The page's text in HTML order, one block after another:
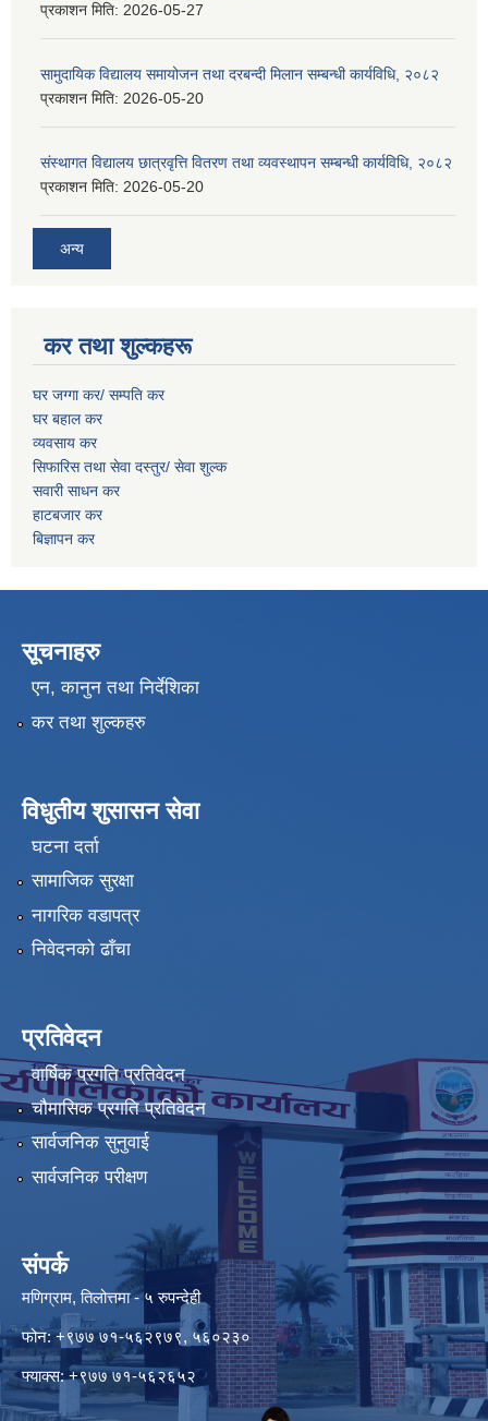
प्रकाशन मिति: 2026-05-27
सामुदायिक विद्यालय समायोजन तथा दरबन्दी मिलान सम्बन्धी कार्यविधि, २०८२
प्रकाशन मिति: 2026-05-20
संस्थागत विद्यालय छात्रवृत्ति वितरण तथा व्यवस्थापन सम्बन्धी कार्यविधि, २०८२
प्रकाशन मिति: 2026-05-20
अन्य
कर तथा शुल्कहरू
घर जग्गा कर/ सम्पति कर
घर बहाल कर
व्यवसाय कर
सिफारिस तथा सेवा दस्तुर/ सेवा शुल्क
सवारी साधन कर
हाटबजार कर
बिज्ञापन कर
सूचनाहरु
एन, कानुन तथा निर्देशिका
कर तथा शुल्कहरु
विधुतीय शुसासन सेवा
घटना दर्ता
सामाजिक सुरक्षा
नागरिक वडापत्र
निवेदनको ढाँचा
प्रतिवेदन
वार्षिक प्रगति प्रतिवेदन
चौमासिक प्रगति प्रतिवेदन
सार्वजनिक सुनुवाई
सार्वजनिक परीक्षण
संपर्क
मणिग्राम, तिलोत्तमा - ५ रुपन्देही
फोन: +९७७ ७१-५६२९७९, ५६०२३०
फ्याक्स: +९७७ ७१-५६२६५२